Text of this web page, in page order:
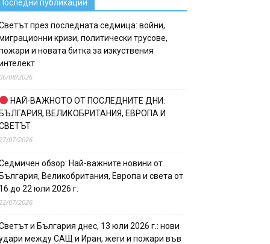
публикации
през последната седмица: войни,
кризи, политически трусове,
и новата битка за изкуствения
08/2026
НАЙ-ВАЖНОТО ОТ ПОСЛЕДНИТЕ ДНИ:
ВЕЛИКОБРИТАНИЯ, ЕВРОПА И
07/2026
обзор: Най-важните новини от
Великобритания, Европа и света от
до 22 юли 2026 г.
07/2026
и България днес, 13 юли 2026 г.: нови
между САЩ и Иран, жеги и пожари във